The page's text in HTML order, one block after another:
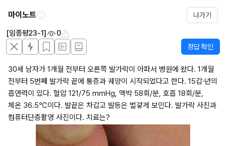
마이노트 나가기
[임종평23-1] 0
정답 확인
30세 남자가 1개월 전부터 오른쪽 발가락이 아파서 병원에 왔다. 1개월
전부터 5번째 발가락 끝에 통증과 궤양이 시작되었다고 한다. 15갑·년의
흡연력이 있다. 혈압 121/75 mmHg, 맥박 58회/분, 호흡 18회/분,
체온 36.5℃이다. 발끝은 차갑고 발등은 벌겋게 보인다. 발가락 사진과
컴퓨터단층촬영 사진이다. 치료는?